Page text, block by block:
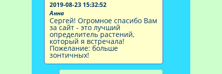
2019-08-23 15:32:52
Анна
Сергей! Огромное спасибо Вам
за сайт - это лучший
определитель растений,
который я встречала!
Пожелание: больше
зонтичных!